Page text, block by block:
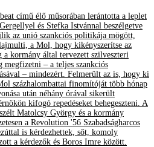
című élő műsorában lerántotta a leplet
és Stefka Istvánnal beszélgetve
az unió szankciós politikája mögött,
a Mol, hogy kikényszerítse az
a kormány által tervezett szilveszteri
– a teljes szankciós
– mindezért. Felmerült az is, hogy ki
százhalombattai finomítóját több hónap
után néhány órával sikerült
kifogó repedéseket behegeszteni. A
Matolcsy György és a kormány
a Revolution '56 Szabadságharcos
is kérdezhettek, sőt, komoly
a kérdezők és Boros Imre között.